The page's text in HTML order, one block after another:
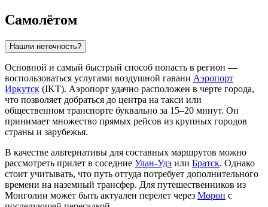
Самолётом
Нашли неточность?
Основной и самый быстрый способ попасть в регион —
воспользоваться услугами воздушной гавани Аэропорт
Иркутск (IKT). Аэропорт удачно расположен в черте города,
что позволяет добраться до центра на такси или
общественном транспорте буквально за 15–20 минут. Он
принимает множество прямых рейсов из крупных городов
страны и зарубежья.
В качестве альтернативы для составных маршрутов можно
рассмотреть прилет в соседние Улан-Удэ или Братск. Однако
стоит учитывать, что путь оттуда потребует дополнительного
времени на наземный трансфер. Для путешественников из
Монголии может быть актуален перелет через Мөрөн с